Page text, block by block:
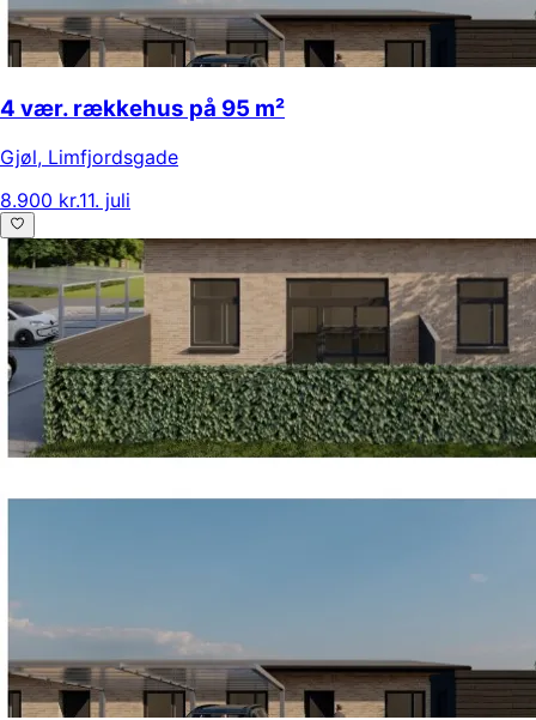
4 vær. rækkehus på 95 m²
Gjøl, Limfjordsgade
8.900 kr.11. juli